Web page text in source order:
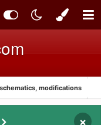
modifications
×